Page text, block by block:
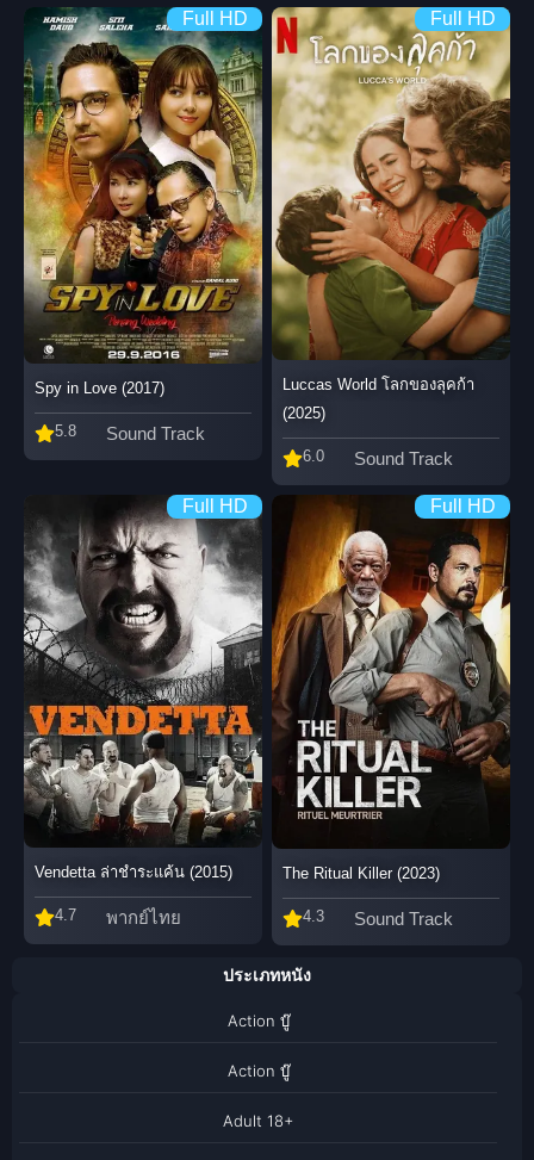
Full HD
Spy in Love (2017)
5.8 Sound Track
Full HD
Luccas World โลกของลุคก้า
(2025)
6.0 Sound Track
Full HD
Vendetta ล่าชําระแค้น (2015)
4.7 พากย์ไทย
Full HD
The Ritual Killer (2023)
4.3 Sound Track
ประเภทหนัง
Action บู๊
Action บู๊
Adult 18+